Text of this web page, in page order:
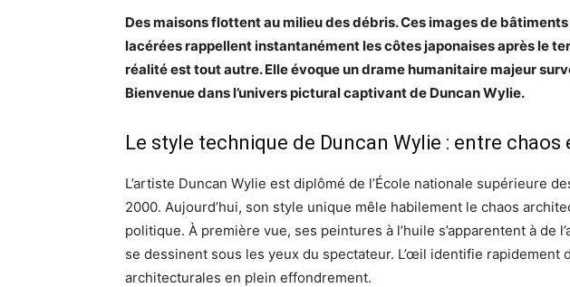
Des maisons flottent au milieu des débris. Ces images de
lacérées rappellent instantanément les côtes japonaises après le
réalité est tout autre. Elle évoque un drame humanitaire majeur
Bienvenue dans l’univers pictural captivant de Duncan Wylie.
Le style technique de Duncan Wylie : entre
L’artiste Duncan Wylie est diplômé de l’École nationale supérieure
2000. Aujourd’hui, son style unique mêle habilement le chaos
politique. À première vue, ses peintures à l’huile s’apparentent à de
se dessinent sous les yeux du spectateur. L’œil identifie rapidement
architecturales en plein effondrement.